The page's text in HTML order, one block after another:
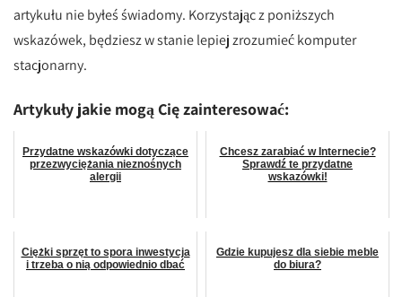
artykułu nie byłeś świadomy. Korzystając z poniższych
wskazówek, będziesz w stanie lepiej zrozumieć komputer
stacjonarny.
Artykuły jakie mogą Cię zainteresować:
Przydatne wskazówki dotyczące
przezwyciężania nieznośnych
alergii
Chcesz zarabiać w Internecie?
Sprawdź te przydatne
wskazówki!
Ciężki sprzęt to spora inwestycja
i trzeba o nią odpowiednio dbać
Gdzie kupujesz dla siebie meble
do biura?